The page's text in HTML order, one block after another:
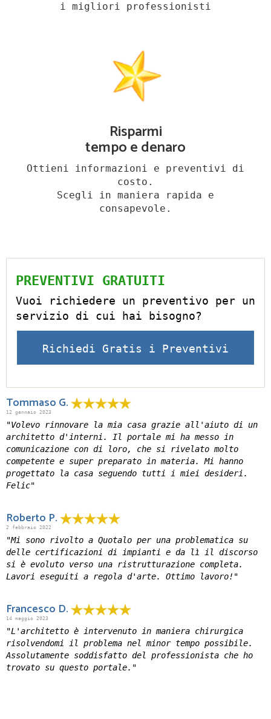
i migliori professionisti
Risparmi
tempo e denaro
Ottieni informazioni e preventivi di
costo.
Scegli in maniera rapida e
consapevole.
PREVENTIVI GRATUITI
Vuoi richiedere un preventivo per un
servizio di cui hai bisogno?
Richiedi Gratis i Preventivi
Tommaso G.
12 gennaio 2023
"Volevo rinnovare la mia casa grazie all'aiuto di un
architetto d'interni. Il portale mi ha messo in
comunicazione con di loro, che si rivelato molto
competente e super preparato in materia. Mi hanno
progettato la casa seguendo tutti i miei desideri.
Felic"
Roberto P.
2 febbraio 2022
"Mi sono rivolto a Quotalo per una problematica su
delle certificazioni di impianti e da lì il discorso
si è evoluto verso una ristrutturazione completa.
Lavori eseguiti a regola d'arte. Ottimo lavoro!"
Francesco D.
14 maggio 2023
"L'architetto è intervenuto in maniera chirurgica
risolvendomi il problema nel minor tempo possibile.
Assolutamente soddisfatto del professionista che ho
trovato su questo portale."